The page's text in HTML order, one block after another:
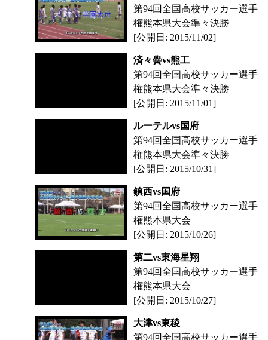
第94回全国高校サッカー選手
権熊本県大会準々決勝
[公開日: 2015/11/02]
済々黌vs熊工
第94回全国高校サッカー選手
権熊本県大会準々決勝
[公開日: 2015/11/01]
ルーテルvs国府
第94回全国高校サッカー選手
権熊本県大会準々決勝
[公開日: 2015/10/31]
鎮西vs国府
第94回全国高校サッカー選手
権熊本県大会
[公開日: 2015/10/26]
第二vs東海星翔
第94回全国高校サッカー選手
権熊本県大会
[公開日: 2015/10/27]
大津vs東稜
第94回全国高校サッカー選手